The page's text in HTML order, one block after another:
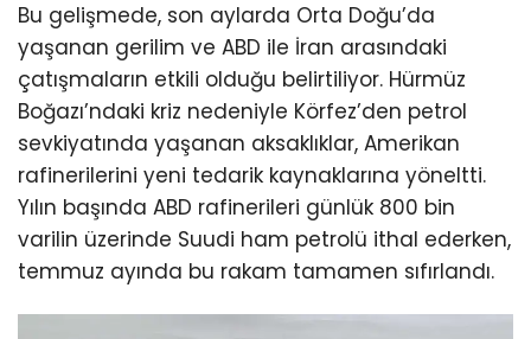
Bu gelişmede, son aylarda Orta Doğu’da
yaşanan gerilim ve ABD ile İran arasındaki
çatışmaların etkili olduğu belirtiliyor. Hürmüz
Boğazı’ndaki kriz nedeniyle Körfez’den petrol
sevkiyatında yaşanan aksaklıklar, Amerikan
rafinerilerini yeni tedarik kaynaklarına yöneltti.
Yılın başında ABD rafinerileri günlük 800 bin
varilin üzerinde Suudi ham petrolü ithal ederken,
temmuz ayında bu rakam tamamen sıfırlandı.